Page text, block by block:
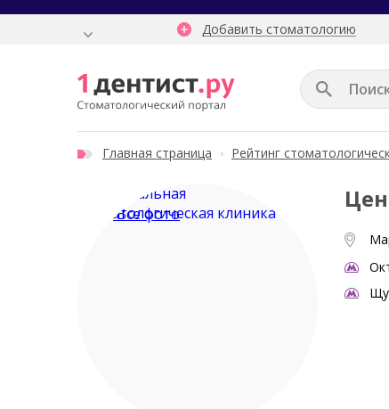
Добавить стоматологию
Главная страница Рейтинг
Все фото